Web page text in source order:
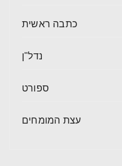
כתבה ראשית
נדל"ן
ספורט
עצת המומחים